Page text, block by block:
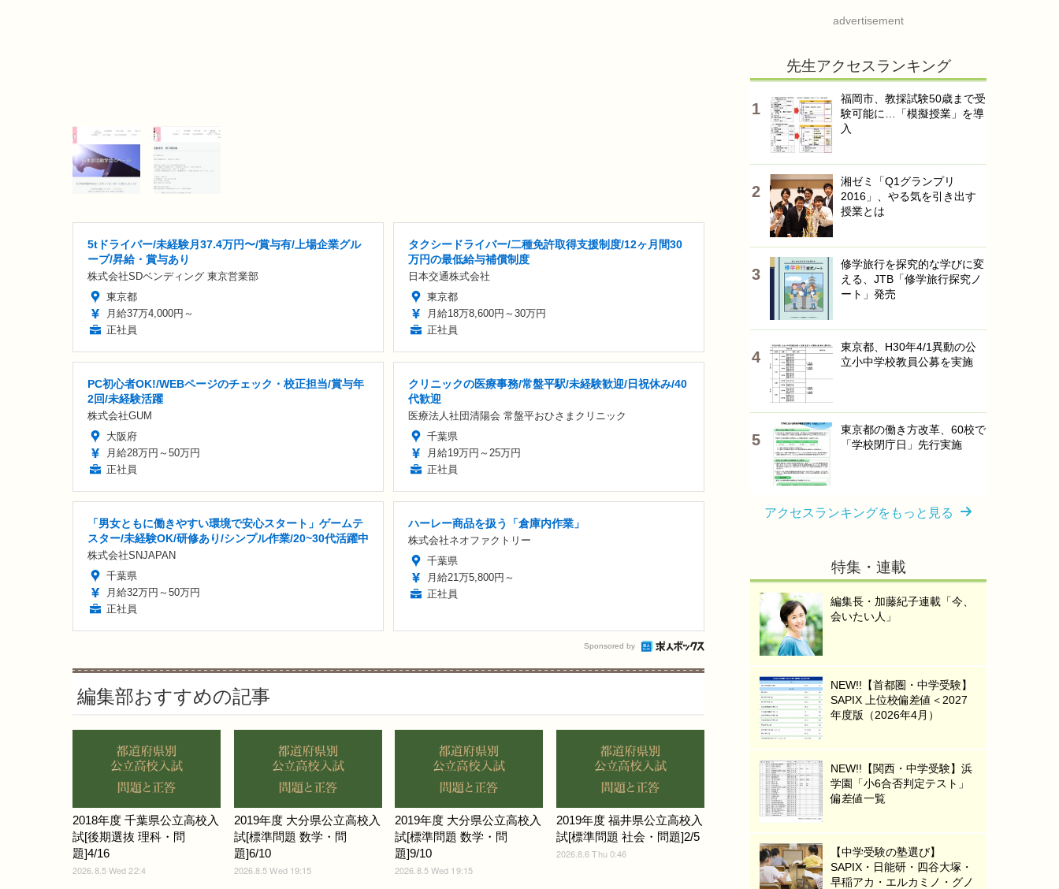
5tドライバー/未経験月37.4万円〜/賞与有/上場企業グル
ープ/昇給・賞与あり
株式会社SDベンディング 東京営業部
東京都
月給37万4,000円～
正社員
タクシードライバー/二種免許取得支援制度/12ヶ月間30
万円の最低給与補償制度
日本交通株式会社
東京都
月給18万8,600円～30万円
正社員
PC初心者OK!/WEBページのチェック・校正担当/賞与年
2回/未経験活躍
株式会社GUM
大阪府
月給28万円～50万円
正社員
クリニックの医療事務/常盤平駅/未経験歓迎/日祝休み/40
代歓迎
医療法人社団清陽会 常盤平おひさまクリニック
千葉県
月給19万円～25万円
正社員
「男女ともに働きやすい環境で安心スタート」ゲームテ
スター/未経験OK/研修あり/シンプル作業/20~30代活躍中
株式会社SNJAPAN
千葉県
月給32万円～50万円
正社員
ハーレー商品を扱う「倉庫内作業」
株式会社ネオファクトリー
千葉県
月給21万5,800円～
正社員
Sponsored by
編集部おすすめの記事
2018年度 千葉県公立高校入
試[後期選抜 理科・問
題]4/16
2026.8.5 Wed 22:4
2019年度 大分県公立高校入
試[標準問題 数学・問
題]6/10
2026.8.5 Wed 19:15
2019年度 大分県公立高校入
試[標準問題 数学・問
題]9/10
2026.8.5 Wed 19:15
2019年度 福井県公立高校入
試[標準問題 社会・問題]2/5
2026.8.6 Thu 0:46
advertisement
先生アクセスランキング
福岡市、教採試験50歳まで受
験可能に…「模擬授業」を導
入
湘ゼミ「Q1グランプリ
2016」、やる気を引き出す
授業とは
修学旅行を探究的な学びに変
える、JTB「修学旅行探究ノ
ート」発売
東京都、H30年4/1異動の公
立小中学校教員公募を実施
東京都の働き方改革、60校で
「学校閉庁日」先行実施
アクセスランキングをもっと見る
特集・連載
編集長・加藤紀子連載「今、
会いたい人」
NEW!!【首都圏・中学受験】
SAPIX 上位校偏差値＜2027
年度版（2026年4月）
NEW!!【関西・中学受験】浜
学園「小6合否判定テスト」
偏差値一覧
【中学受験の塾選び】
SAPIX・日能研・四谷大塚・
早稲アカ・エルカミノ・グノ